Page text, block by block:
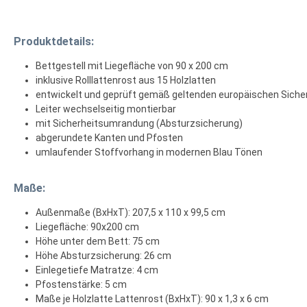
Produktdetails:
Bettgestell mit Liegefläche von 90 x 200 cm
inklusive Rolllattenrost aus 15 Holzlatten
entwickelt und geprüft gemäß geltenden europäischen
Leiter wechselseitig montierbar
mit Sicherheitsumrandung (Absturzsicherung)
abgerundete Kanten und Pfosten
umlaufender Stoffvorhang in modernen Blau Tönen
Maße:
Außenmaße (BxHxT): 207,5 x 110 x 99,5 cm
Liegefläche: 90x200 cm
Höhe unter dem Bett: 75 cm
Höhe Absturzsicherung: 26 cm
Einlegetiefe Matratze: 4 cm
Pfostenstärke: 5 cm
Maße je Holzlatte Lattenrost (BxHxT): 90 x 1,3 x 6 cm